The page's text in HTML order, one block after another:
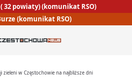
32 powiaty) (komunikat RSO)
(komunikat RSO)
zieleni w Częstochowie na najbliższe dni